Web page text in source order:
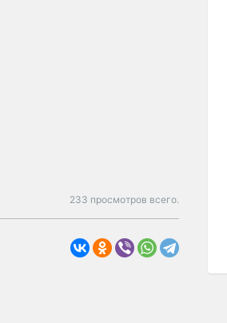
233 просмотров всего.